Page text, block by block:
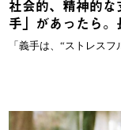
社会的、精神的
手」があったら
「義手は、“ストレス